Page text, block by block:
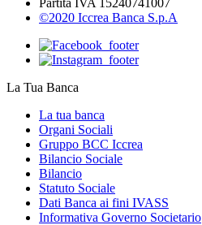
©2020 Iccrea Banca S.p.A
La Tua Banca
La tua banca
Organi Sociali
Gruppo BCC Iccrea
Bilancio Sociale
Bilancio
Statuto Sociale
Dati Banca ai fini IVASS
Informativa Governo Societario